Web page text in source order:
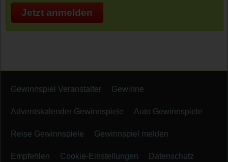
Jetzt anmelden
Gewinnspiel Veranstalter Gewinne
Adventskalender Gewinnspiele Auto Gewinnspiele
Reise Gewinnspiele Gewinnspiel melden
Empfehlen Cookie-Einstellungen Datenschutz